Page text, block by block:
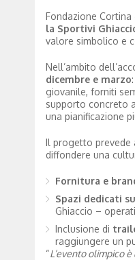
Fondazione
la Sportivi
valore simbolico e
Nell’ambito
dicembre e marzo
giovanile, forniti
supporto concreto
una pianificazione
Il progetto prevede
diffondere una
Fornitura e
Spazi dedicati
Ghiaccio –
Inclusione di
raggiungere un
“L’evento olimpico